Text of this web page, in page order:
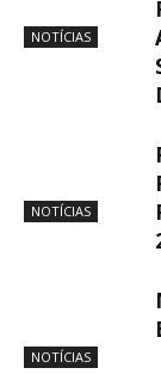
NOTÍCIAS
NOTÍCIAS
NOTÍCIAS